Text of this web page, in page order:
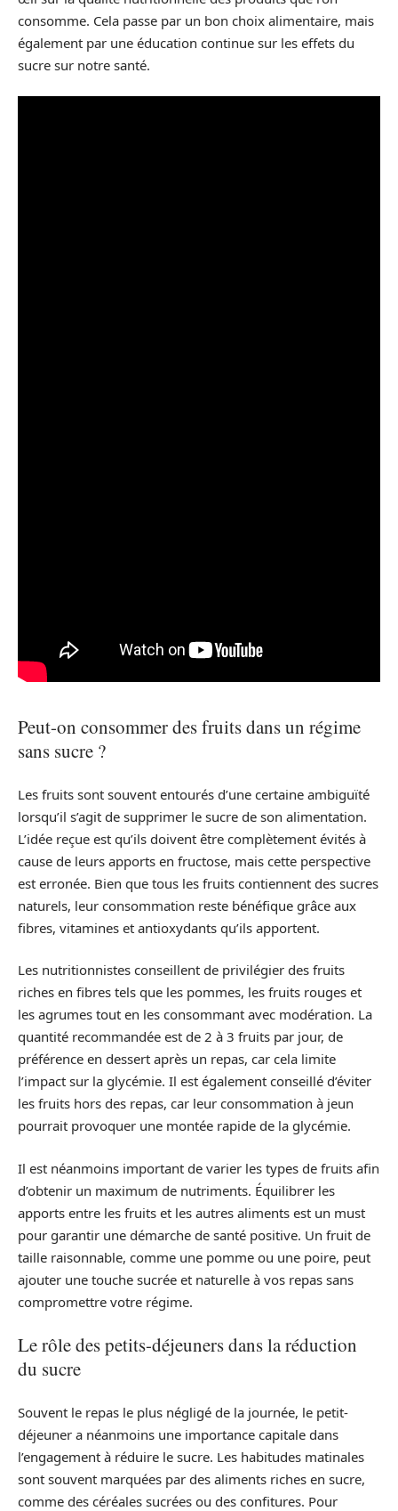
consomme. Cela passe par un bon choix alimentaire, mais
également par une éducation continue sur les effets du
sucre sur notre santé.
Peut-on consommer des fruits dans un régime
sans sucre ?
Les fruits sont souvent entourés d’une certaine ambiguïté
lorsqu’il s’agit de supprimer le sucre de son alimentation.
L’idée reçue est qu’ils doivent être complètement évités à
cause de leurs apports en fructose, mais cette perspective
est erronée. Bien que tous les fruits contiennent des sucres
naturels, leur consommation reste bénéfique grâce aux
fibres, vitamines et antioxydants qu’ils apportent.
Les nutritionnistes conseillent de privilégier des fruits
riches en fibres tels que les pommes, les fruits rouges et
les agrumes tout en les consommant avec modération. La
quantité recommandée est de 2 à 3 fruits par jour, de
préférence en dessert après un repas, car cela limite
l’impact sur la glycémie. Il est également conseillé d’éviter
les fruits hors des repas, car leur consommation à jeun
pourrait provoquer une montée rapide de la glycémie.
Il est néanmoins important de varier les types de fruits afin
d’obtenir un maximum de nutriments. Équilibrer les
apports entre les fruits et les autres aliments est un must
pour garantir une démarche de santé positive. Un fruit de
taille raisonnable, comme une pomme ou une poire, peut
ajouter une touche sucrée et naturelle à vos repas sans
compromettre votre régime.
Le rôle des petits-déjeuners dans la réduction
du sucre
Souvent le repas le plus négligé de la journée, le petit-
déjeuner a néanmoins une importance capitale dans
l’engagement à réduire le sucre. Les habitudes matinales
sont souvent marquées par des aliments riches en sucre,
comme des céréales sucrées ou des confitures. Pour